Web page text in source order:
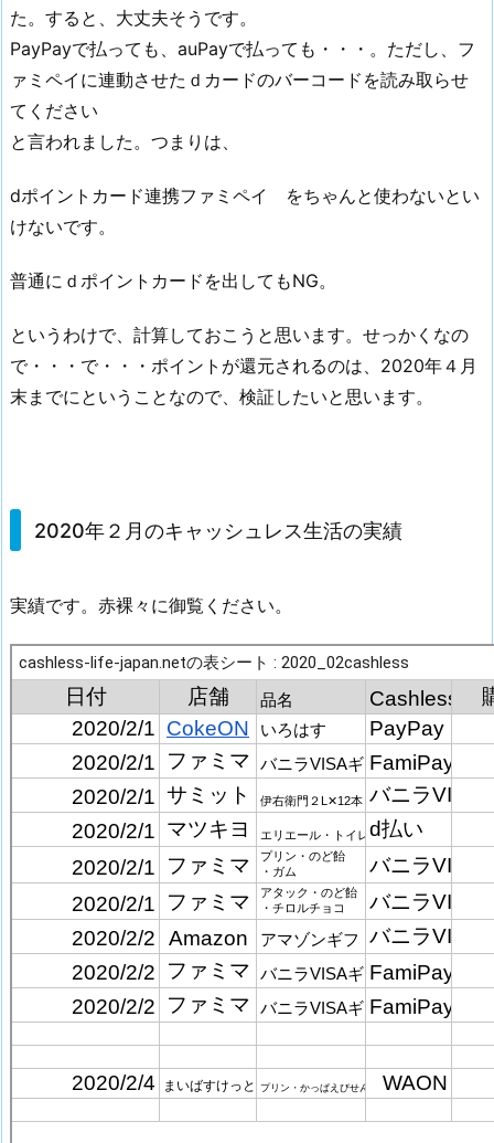
た。すると、大丈夫そうです。
PayPayで払っても、auPayで払っても・・・。ただし、フ
ァミペイに連動させたｄカードのバーコードを読み取らせ
てください
と言われました。つまりは、
dポイントカード連携ファミペイ をちゃんと使わないとい
けないです。
普通にｄポイントカードを出してもNG。
というわけで、計算しておこうと思います。せっかくなの
で・・・で・・・ポイントが還元されるのは、2020年４月
末までにということなので、検証したいと思います。
2020年２月のキャッシュレス生活の実績
実績です。赤裸々に御覧ください。